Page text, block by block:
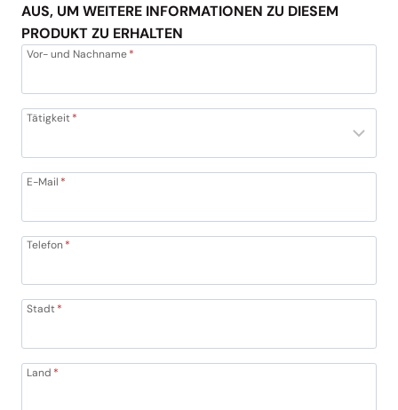
AUS, UM WEITERE INFORMATIONEN ZU DIESEM
PRODUKT ZU ERHALTEN
Vor- und Nachname*
Tätigkeit*
E-Mail *
Telefon*
Stadt*
Land *